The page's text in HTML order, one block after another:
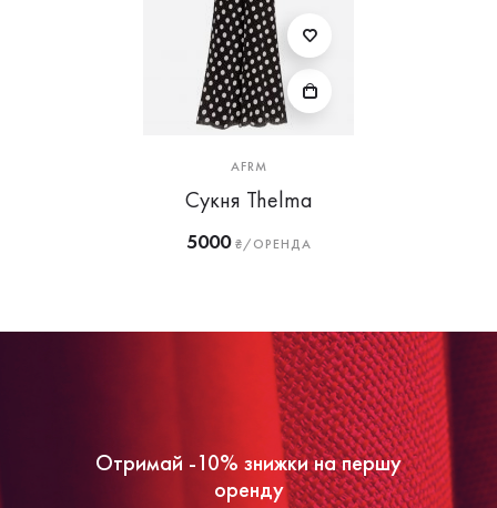
AFRM
Сукня Thelma
5000₴/ОРЕНДА
Отримай -10% знижки на першу
оренду